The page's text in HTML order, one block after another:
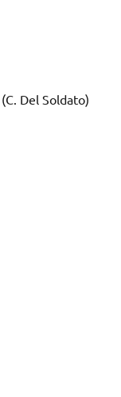
Del Soldato)